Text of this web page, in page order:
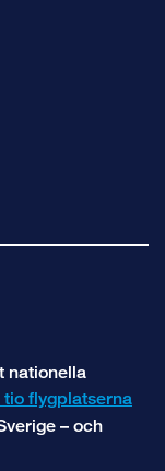
nationella
tio flygplatserna
– och